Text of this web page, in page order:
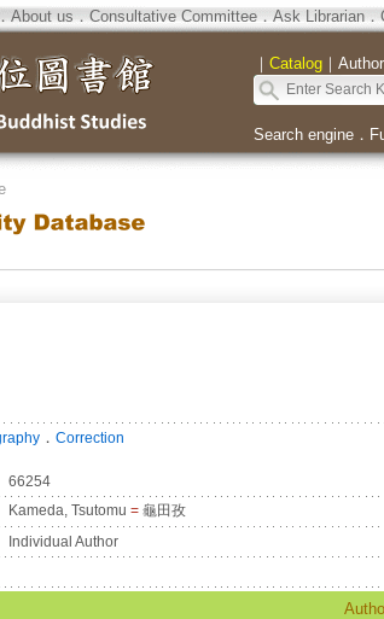
About us．Consultative Committee．Ask Librarian．
｜ Catalog｜
Search engine．
． Correction
66254
Kameda, Tsutomu =龜田孜
Individual Author